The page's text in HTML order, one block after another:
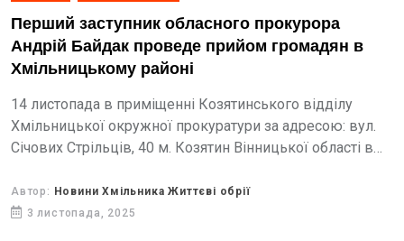
Перший заступник обласного прокурора
Андрій Байдак проведе прийом громадян в
Хмільницькому районі
14 листопада в приміщенні Козятинського відділу
Хмільницької окружної прокуратури за адресою: вул.
Січових Стрільців, 40 м. Козятин Вінницької області в
хвилин...
Автор: Новини Хмільника Життєві обрії
3 листопада, 2025